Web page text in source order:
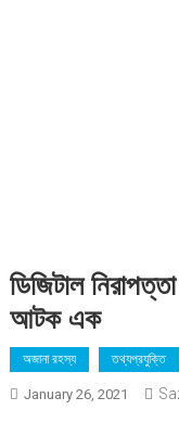
ডিজিটাল
আটক এক
অজানা রহস্য তথ্যপ্রযুক্তি
January 26, 2021